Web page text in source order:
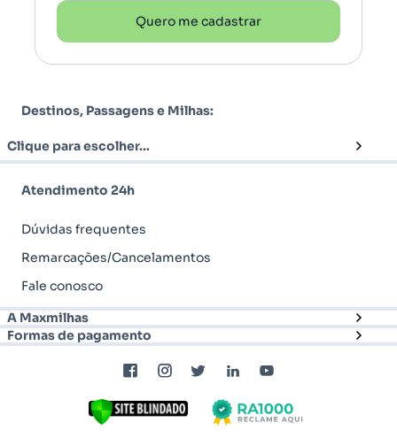
Quero me cadastrar
Destinos, Passagens e Milhas:
Clique para escolher...
Atendimento 24h
Dúvidas frequentes
Remarcações/Cancelamentos
Fale conosco
A Maxmilhas
Formas de pagamento